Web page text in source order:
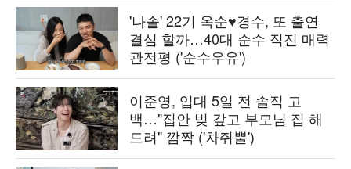
'나솔' 22기 옥순♥경수, 또 출연
결심 할까…40대 순수 직진 매력
관전평 ('순수우유')
이준영, 입대 5일 전 솔직 고
백…"집안 빚 갚고 부모님 집 해
드려" 깜짝 ('차쥐뿔')